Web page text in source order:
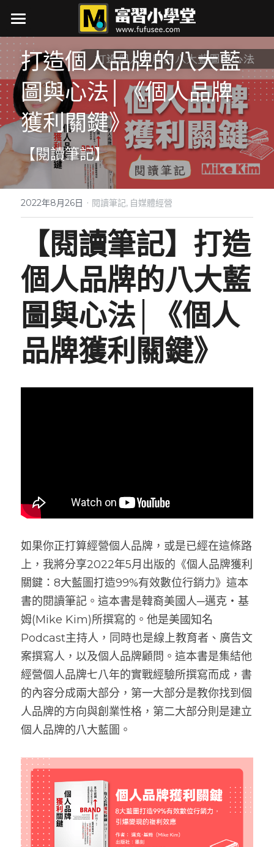
最新消息
關於我
接案項目
作品集
行銷力
展覽行銷大補帖
行銷即戰力
行銷忙甚麼
網站架設
閱讀筆記
軟體筆記
學習筆記
自媒體
生活
小時候的丁點事
所見所聞
食記
繪圖
下載
搜索
與我聯絡
打造個人品牌的八大藍
圖與心法│《個人品牌
獲利關鍵》
【閱讀筆記】
2022年8月26日 · 閱讀筆記, 自媒體經營
【閱讀筆記】打造
個人品牌的八大藍
圖與心法│《個人
品牌獲利關鍵》
如果你正打算經營個人品牌，或是已經在這條路
上，我將分享2022年5月出版的《個人品牌獲利
關鍵：8大藍圖打造99%有效數位行銷力》這本
書的閱讀筆記。這本書是韓裔美國人─邁克‧基
姆(Mike Kim)所撰寫的。他是美國知名
Podcast主持人，同時也是線上教育者、廣告文
案撰寫人，以及個人品牌顧問。這本書是集結他
經營個人品牌七八年的實戰經驗所撰寫而成，書
的內容分成兩大部分，第一大部分是教你找到個
人品牌的方向與創業性格，第二大部分則是建立
個人品牌的八大藍圖。
商品分類
所有商品分類